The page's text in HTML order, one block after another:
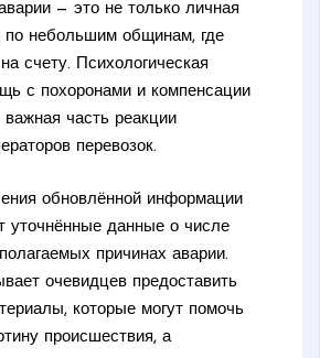
— это не только личная
по небольшим общинам, где
счету. Психологическая
с похоронами и компенсации
часть реакции
перевозок.
обновлённой информации
уточнённые данные о числе
причинах аварии.
очевидцев предоставить
которые могут помочь
происшествия, а